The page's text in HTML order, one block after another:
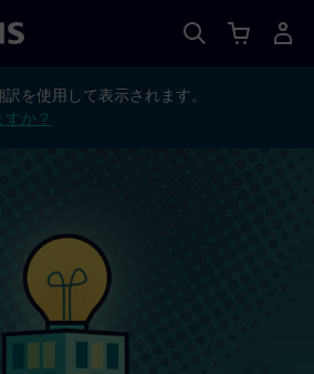
を使用して表示されます。
か？